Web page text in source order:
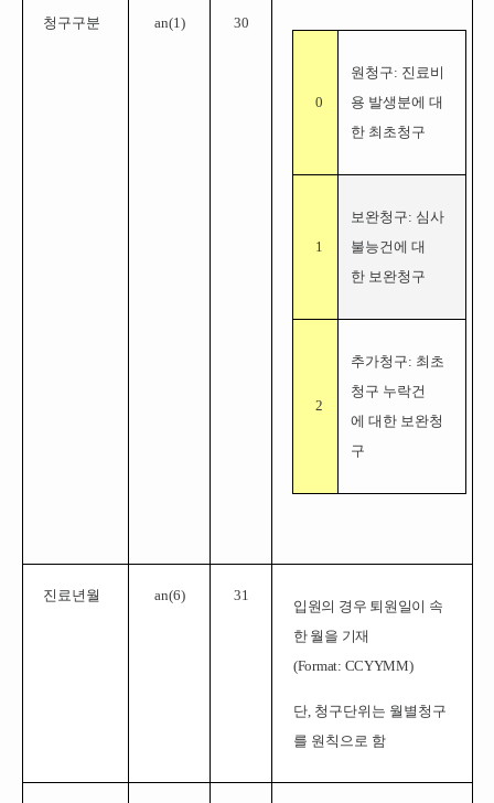
청구구분 an(1) 30
0
원청구: 진료비
용 발생분에 대
한 최초청구
1
보완청구: 심사
불능건에 대
한 보완청구
2
추가청구: 최초
청구 누락건
에 대한 보완청
구
진료년월 an(6) 31
입원의 경우 퇴원일이 속
한 월을 기재
(Format: CCYYMM)
단, 청구단위는 월별청구
를 원칙으로 함